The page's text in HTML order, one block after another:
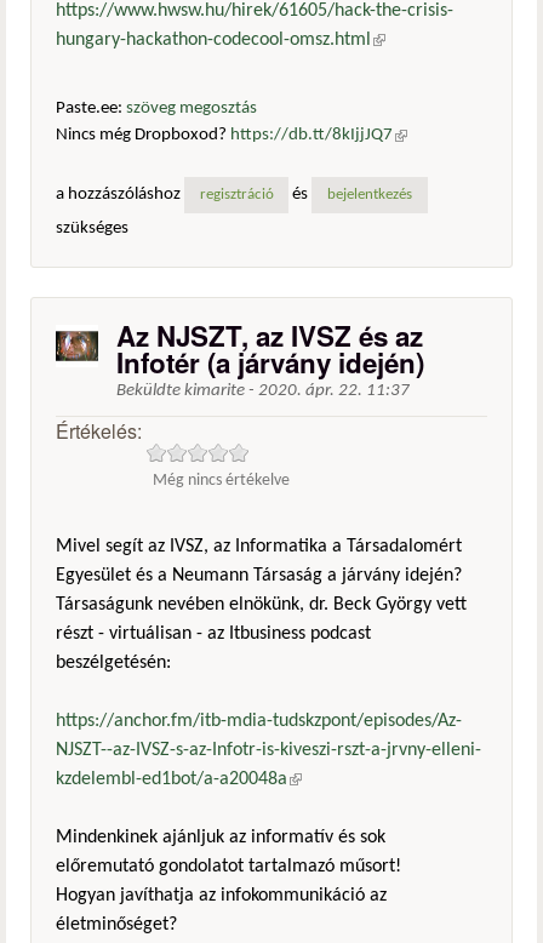
https://www.hwsw.hu/hirek/61605/hack-the-crisis-
hungary-hackathon-codecool-omsz.html(külső hivatkozás)
Paste.ee: szöveg megosztás
Nincs még Dropboxod? https://db.tt/8kIjjJQ7 (külső
a hozzászóláshoz
regisztráció és bejelentkezés
szükséges
Az NJSZT, az IVSZ és az
Infotér (a járvány idején)
Beküldte kimarite - 2020. ápr. 22. 11:37
Értékelés:
Még nincs értékelve
Mivel segít az IVSZ, az Informatika a Társadalomért
Egyesület és a Neumann Társaság a járvány idején?
Társaságunk nevében elnökünk, dr. Beck György vett
részt - virtuálisan - az Itbusiness podcast
beszélgetésén:
https://anchor.fm/itb-mdia-tudskzpont/episodes/Az-
NJSZT--az-IVSZ-s-az-Infotr-is-kiveszi-rszt-a-jrvny-elleni-
kzdelembl-ed1bot/a-a20048a(külső hivatkozás)
Mindenkinek ajánljuk az informatív és sok
előremutató gondolatot tartalmazó műsort!
Hogyan javíthatja az infokommunikáció az
életminőséget?